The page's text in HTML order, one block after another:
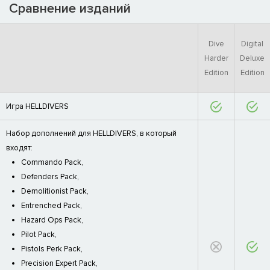
Сравнение изданий
Dive
Harder
Edition
Digital
Deluxe
Edition
Игра HELLDIVERS
Набор дополнений для HELLDIVERS, в который
входят:
Commando Pack,
Defenders Pack,
Demolitionist Pack,
Entrenched Pack,
Hazard Ops Pack,
Pilot Pack,
Pistols Perk Pack,
Precision Expert Pack,